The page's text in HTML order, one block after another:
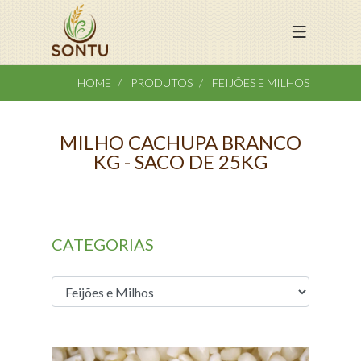
HOME PRODUTOS FEIJÕES E MILHOS
MILHO CACHUPA BRANCO
KG - SACO DE 25KG
CATEGORIAS